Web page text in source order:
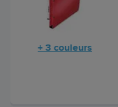
+ 3 couleurs